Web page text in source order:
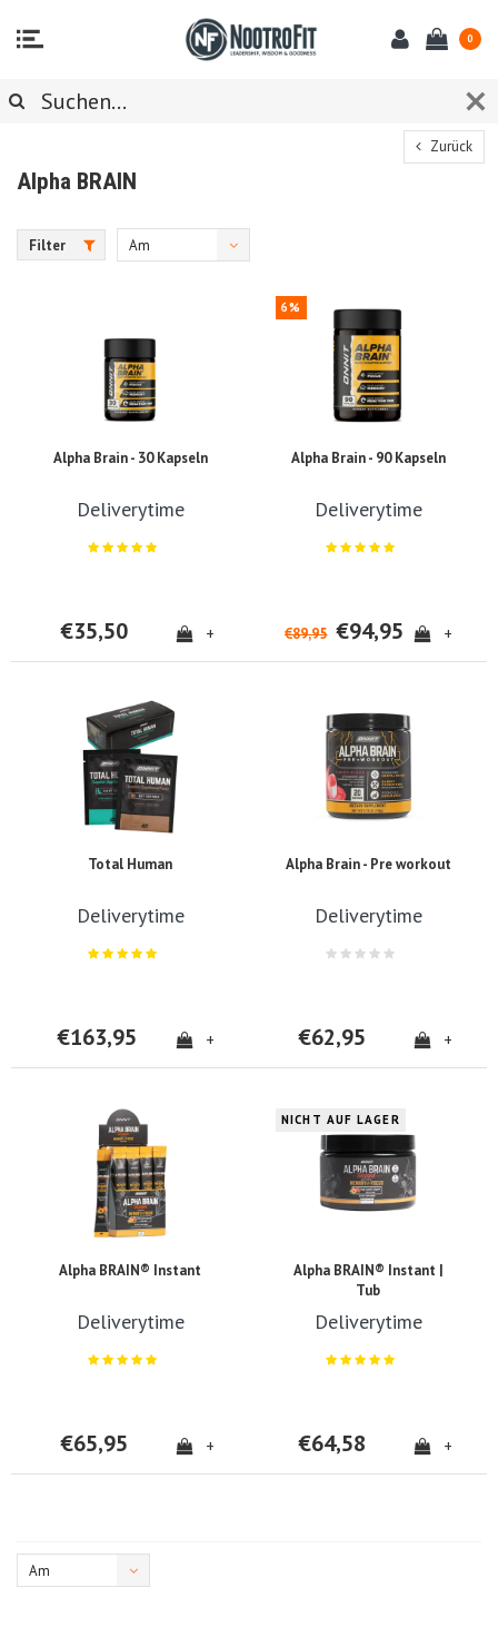
0
Zurück
Alpha BRAIN
Filter
Am
Alpha Brain - 30 Kapseln
Deliverytime
€35,50 +
6%
Alpha Brain - 90 Kapseln
Deliverytime
€89,95 €94,95 +
Total Human
Deliverytime
€163,95 +
Alpha Brain - Pre workout
Deliverytime
€62,95 +
Alpha BRAIN® Instant
Deliverytime
€65,95 +
NICHT AUF LAGER
Alpha BRAIN® Instant |
Tub
Deliverytime
€64,58 +
Am